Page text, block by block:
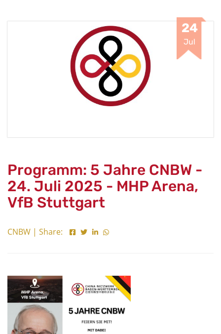
24
Jul
Programm: 5 Jahre CNBW -
24. Juli 2025 - MHP Arena,
VfB Stuttgart
CNBW | Share: